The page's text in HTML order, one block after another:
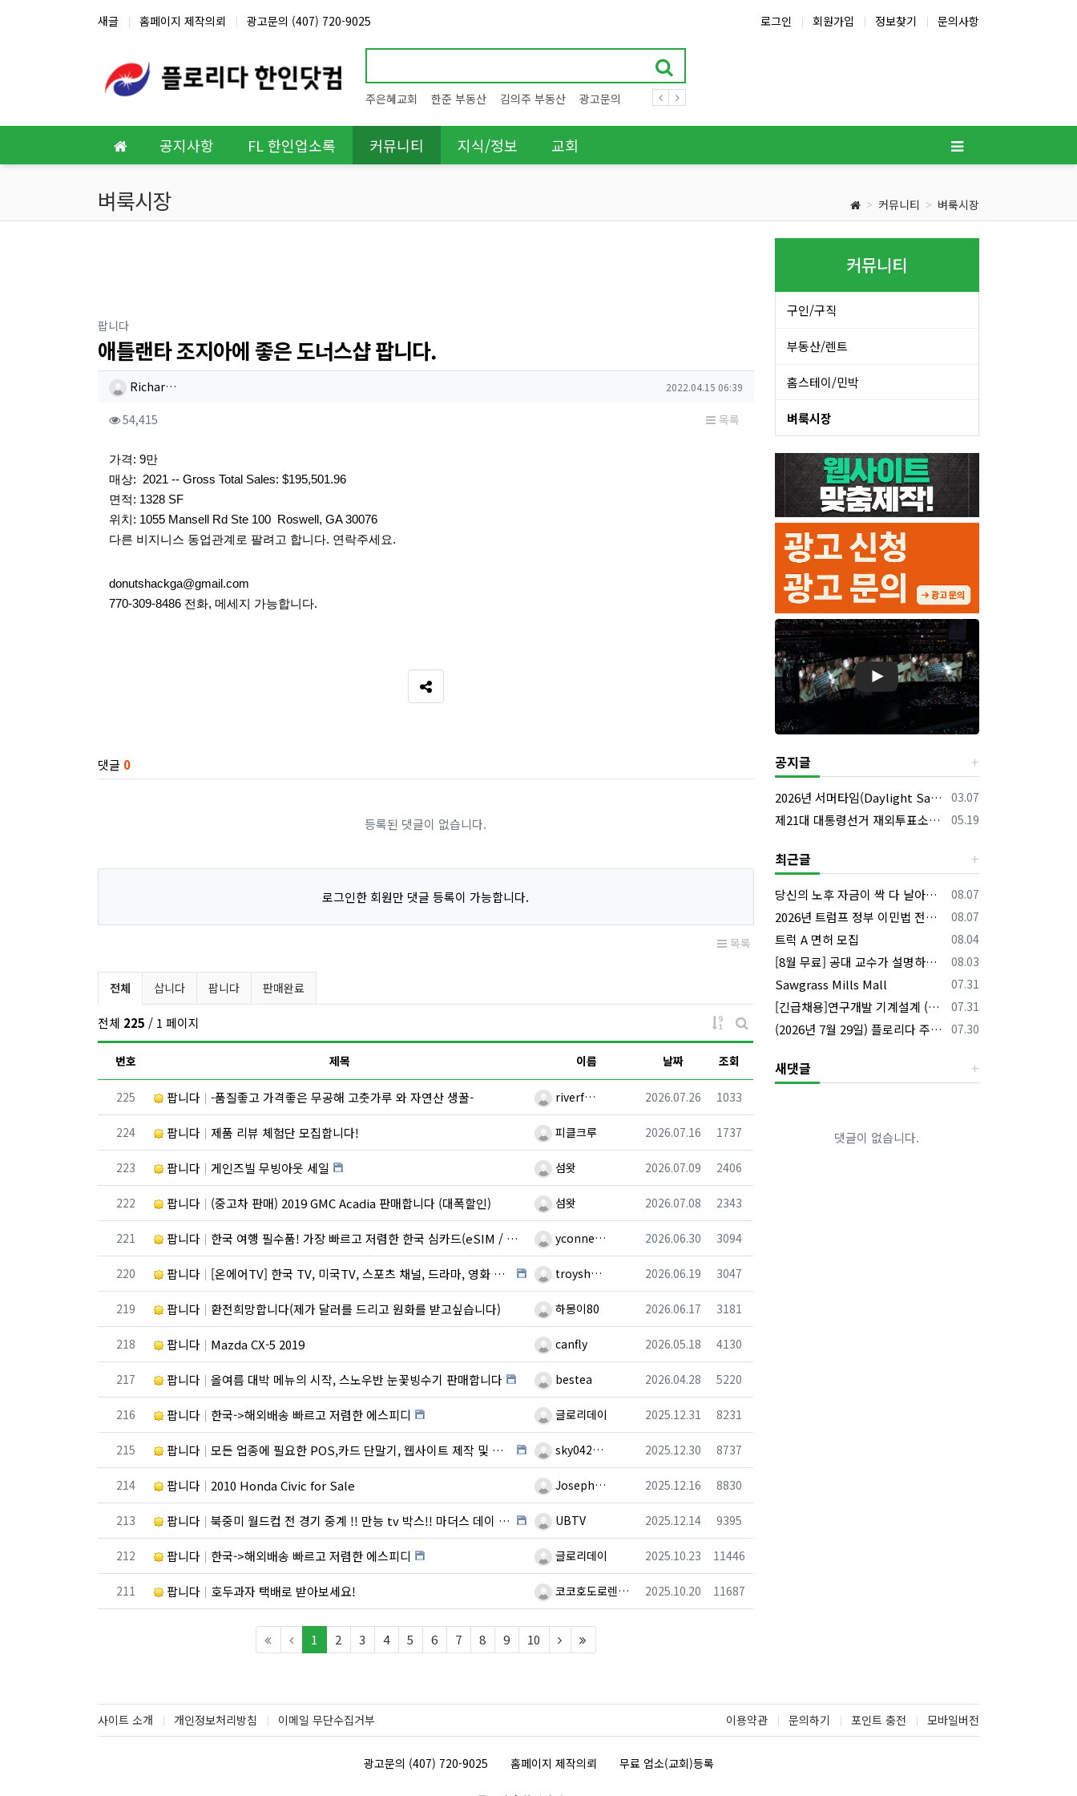
새글 홈페이지 제작의뢰 광고문의 (407) 720-9025 로그인 회원가입 정보찾기 문의사항
주은혜교회 한준 부동산 김의주 부동산 광고문의
공지사항 FL 한인업소록 커뮤니티 지식/정보 교회
벼룩시장 커뮤니티 벼룩시장
팝니다분류
애틀랜타 조지아에 좋은 도너스샵 팝니다.
작성자 정보
Richar… 작성일
2022.04.15 06:39
컨텐츠 정보
54,415 목록
본문
가격: 9만
매상:  2021 -- Gross Total Sales: $195,501.96
면적: 1328 SF
위치: 1055 Mansell Rd Ste 100  Roswell, GA 30076
다른 비지니스 동업관계로 팔려고 합니다. 연락주세요.
donutshackga@gmail.com
770-309-8486 전화, 메세지 가능합니다.
SNS 공유
댓글 0
등록된 댓글이 없습니다.
로그인한 회원만 댓글 등록이 가능합니다.
목록
벼룩시장 분류 목록
전체 삽니다 팝니다 판매완료
전체 225 / 1 페이지
게시물 정렬
게시판 검색
번호
제목 이름 날짜 조회
번호
225 팝니다 -품질좋고 가격좋은 무공해 고춧가루 와 자연산 생꿀- 등록자riverf… 등록일
2026.07.26 조회
1033
번호
224 팝니다 제품 리뷰 체험단 모집합니다! 등록자피클크루 등록일
2026.07.16 조회
1737
번호
223 팝니다 게인즈빌 무빙아웃 세일 등록자섬왓 등록일
2026.07.09 조회
2406
번호
222 팝니다 (중고차 판매) 2019 GMC Acadia 판매합니다 (대폭할인) 등록자섬왓 등록일
2026.07.08 조회
2343
번호
221 팝니다 한국 여행 필수품! 가장 빠르고 저렴한 한국 심카드(eSIM / USIM) 등록자yconne… 등록일
2026.06.30 조회
3094
번호
220 팝니다 [온에어TV] 한국 TV, 미국TV, 스포츠 채널, 드라마, 영화 시청 (월드컵 전 경기 시청) 박스 판매 … 등록자troysh… 등록일
2026.06.19 조회
3047
번호
219 팝니다 환전희망합니다(제가 달러를 드리고 원화를 받고싶습니다) 등록자하몽이80 등록일
2026.06.17 조회
3181
번호
218 팝니다 Mazda CX-5 2019 등록자canfly 등록일
2026.05.18 조회
4130
번호
217 팝니다 올여름 대박 메뉴의 시작, 스노우반 눈꽃빙수기 판매합니다 등록자bestea 등록일
2026.04.28 조회
5220
번호
216 팝니다 한국->해외배송 빠르고 저렴한 에스피디 등록자글로리데이 등록일
2025.12.31 조회
8231
번호
215 팝니다 모든 업종에 필요한 POS,카드 단말기, 웹사이트 제작 및 온라인 광고를 한번에~~!!!! 등록자sky042… 등록일
2025.12.30 조회
8737
번호
214 팝니다 2010 Honda Civic for Sale 등록자Joseph… 등록일
2025.12.16 조회
8830
번호
213 팝니다 북중미 월드컵 전 경기 중계 !! 만능 tv 박스!! 마더스 데이 효도 선물!! 등록자UBTV 등록일
2025.12.14 조회
9395
번호
212 팝니다 한국->해외배송 빠르고 저렴한 에스피디 등록자글로리데이 등록일
2025.10.23 조회
11446
번호
211 팝니다 호두과자 택배로 받아보세요! 등록자코코호도로렌… 등록일
2025.10.20 조회
11687
1 (current)
2 3 4 5 6 7 8 9 10 (next)
커뮤니티
구인/구직
부동산/렌트
홈스테이/민박
벼룩시장
공지글
등록일
03.07
2026년 서머타임(Daylight Saving Time) 시작 안내
등록일
05.19
제21대 대통령선거 재외투표소의 명칭 및 소재지 등의 공고/올랜도 제외 투표소
최근글
등록일
08.07
당신의 노후 자금이 싹 다 날아갈 수도 있습니다, 롱텀케어 준비 하기
등록일
08.07
2026년 트럼프 정부 이민법 전면 시행 꼭 알아야 할 4가지!!
등록일
08.04
트럭 A 면허 모집
등록일
08.03
[8월 무료] 공대 교수가 설명하는 AP Physics1 물리 온라인 강의
등록일
07.31
Sawgrass Mills Mall
등록일
07.31
[긴급채용]연구개발 기계설계 (C&C) 엔지니어 모집
등록일
07.30
(2026년 7월 29일) 플로리다 주요 뉴스 | 플로리다 한인 닷컴
새댓글
댓글이 없습니다.
사이트 소개 개인정보처리방침 이메일 무단수집거부 이용약관 문의하기 포인트 충전 모바일버전
광고문의 (407) 720-9025 홈페이지 제작의뢰 무료 업소(교회)등록